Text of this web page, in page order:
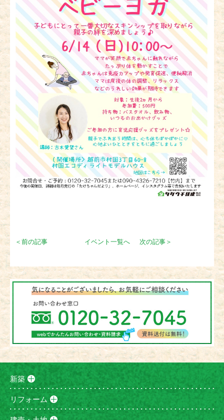
＜前の記事 イベント一覧へ 次の記事＞
新築
リフォーム